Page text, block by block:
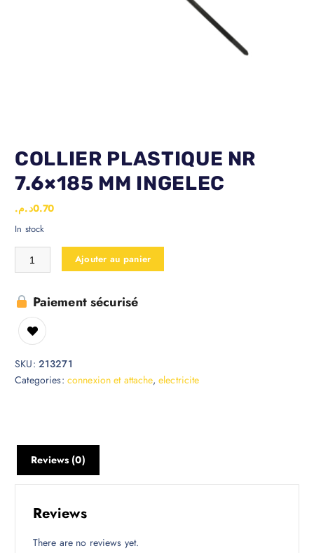
COLLIER PLASTIQUE NR
7.6×185 MM INGELEC
0.70د.م.
In stock
Ajouter au panier
Paiement sécurisé
SKU: 213271
Categories: connexion et attache, electricite
Reviews (0)
Reviews
There are no reviews yet.